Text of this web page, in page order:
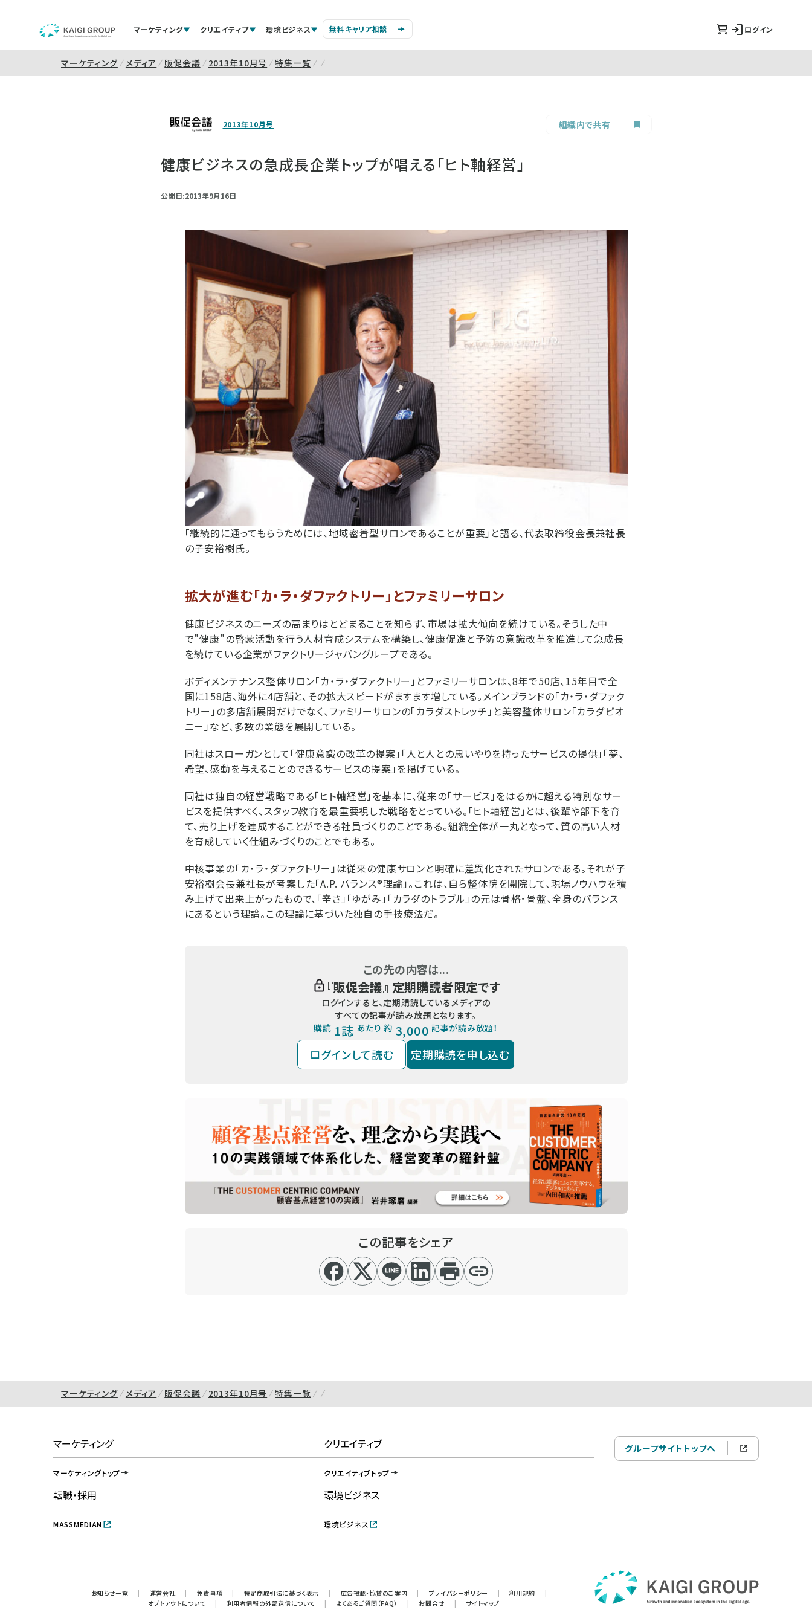
マーケティング クリエイティブ 環境ビジネス 無料キャリア相談 ログイン
マーケティング メディア 販促会議 2013年10月号 特集一覧
2013年10月号 組織内で共有
健康ビジネスの急成長企業トップが唱える「ヒト軸経営」
公開日:2013年9月16日
「継続的に通ってもらうためには、地域密着型サロンであることが重要」と語る、代表取締役会長兼社長
の子安裕樹氏。
拡大が進む「カ・ラ・ダファクトリー」とファミリーサロン
健康ビジネスのニーズの高まりはとどまることを知らず、市場は拡大傾向を続けている。そうした中
で"健康"の啓蒙活動を行う人材育成システムを構築し、健康促進と予防の意識改革を推進して急成長
を続けている企業がファクトリージャパングループである。
ボディメンテナンス整体サロン「カ・ラ・ダファクトリー」とファミリーサロンは、8年で50店、15年目で全
国に158店、海外に4店舗と、その拡大スピードがますます増している。メインブランドの「カ・ラ・ダファク
トリー」の多店舗展開だけでなく、ファミリーサロンの「カラダストレッチ」と美容整体サロン「カラダピオ
ニー」など、多数の業態を展開している。
同社はスローガンとして「健康意識の改革の提案」「人と人との思いやりを持ったサービスの提供」「夢、
希望、感動を与えることのできるサービスの提案」を掲げている。
同社は独自の経営戦略である「ヒト軸経営」を基本に、従来の「サービス」をはるかに超える特別なサー
ビスを提供すべく、スタッフ教育を最重要視した戦略をとっている。「ヒト軸経営」とは、後輩や部下を育
て、売り上げを達成することができる社員づくりのことである。組織全体が一丸となって、質の高い人材
を育成していく仕組みづくりのことでもある。
中核事業の「カ・ラ・ダファクトリー」は従来の健康サロンと明確に差異化されたサロンである。それが子
安裕樹会長兼社長が考案した「A.P. バランス®理論」。これは、自ら整体院を開院して、現場ノウハウを積
み上げて出来上がったもので、「辛さ」「ゆがみ」「カラダのトラブル」の元は骨格･骨盤、全身のバランス
にあるという理論。この理論に基づいた独自の手技療法だ。
この先の内容は...
『販促会議』 定期購読者限定です
ログインすると、定期購読しているメディアの
すべての記事が読み放題となります。
購読 1誌 あたり 約 3,000 記事が読み放題！
ログインして読む 定期購読を申し込む
この記事をシェア
マーケティング メディア 販促会議 2013年10月号 特集一覧
マーケティング
マーケティングトップ
クリエイティブ
クリエイティブトップ
転職・採用
MASSMEDIAN
環境ビジネス
環境ビジネス
お知らせ一覧 | 運営会社 | 免責事項 | 特定商取引法に基づく表示 | 広告掲載・協賛のご案内 | プライバシーポリシー | 利用規約
|
オプトアウトについて
| 利用者情報の外部送信について | よくあるご質問（FAQ） | お問合せ | サイトマップ
グループサイトトップへ